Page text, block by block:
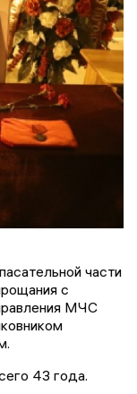
части
с
МЧС
43 года.